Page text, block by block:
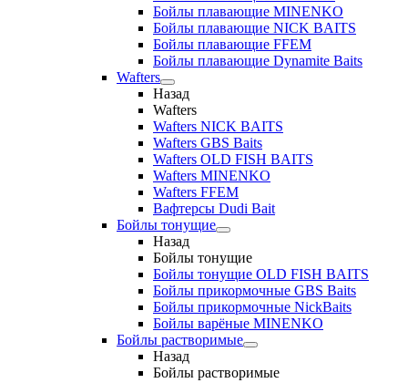
Бойлы плавающие MINENKO
Бойлы плавающие NICK BAITS
Бойлы плавающие FFEM
Бойлы плавающие Dynamite Baits
Wafters
Назад
Wafters
Wafters NICK BAITS
Wafters GBS Baits
Wafters OLD FISH BAITS
Wafters MINENKO
Wafters FFEM
Вафтерсы Dudi Bait
Бойлы тонущие
Назад
Бойлы тонущие
Бойлы тонущие OLD FISH BAITS
Бойлы прикормочные GBS Baits
Бойлы прикормочные NickBaits
Бойлы варёные MINENKO
Бойлы растворимые
Назад
Бойлы растворимые